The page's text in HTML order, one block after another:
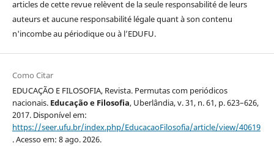
articles de cette revue relèvent de la seule responsabilité de leurs
auteurs et aucune responsabilité légale quant à son contenu
n'incombe au périodique ou à l’EDUFU.
Como Citar
EDUCAÇÃO E FILOSOFIA, Revista. Permutas com periódicos
nacionais. Educação e Filosofia, Uberlândia, v. 31, n. 61, p. 623–626,
2017. Disponível em:
https://seer.ufu.br/index.php/EducacaoFilosofia/article/view/40619
. Acesso em: 8 ago. 2026.